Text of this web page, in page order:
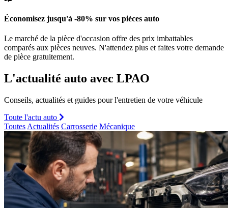
Économisez jusqu'à -80% sur vos pièces auto
Le marché de la pièce d'occasion offre des prix imbattables
comparés aux pièces neuves. N'attendez plus et faites votre demande
de pièce gratuitement.
L'actualité auto avec LPAO
Conseils, actualités et guides pour l'entretien de votre véhicule
Toute l'actu auto
Toutes Actualités Carrosserie Mécanique